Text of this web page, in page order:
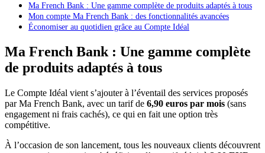
Ma French Bank : Une gamme complète de produits adaptés à tous
Mon compte Ma French Bank : des fonctionnalités avancées
Économiser au quotidien grâce au Compte Idéal
Ma French Bank : Une gamme complète
de produits adaptés à tous
Le Compte Idéal vient s’ajouter à l’éventail des services proposés
par Ma French Bank, avec un tarif de 6,90 euros par mois (sans
engagement ni frais cachés), ce qui en fait une option très
compétitive.
À l’occasion de son lancement, tous les nouveaux clients découvrent